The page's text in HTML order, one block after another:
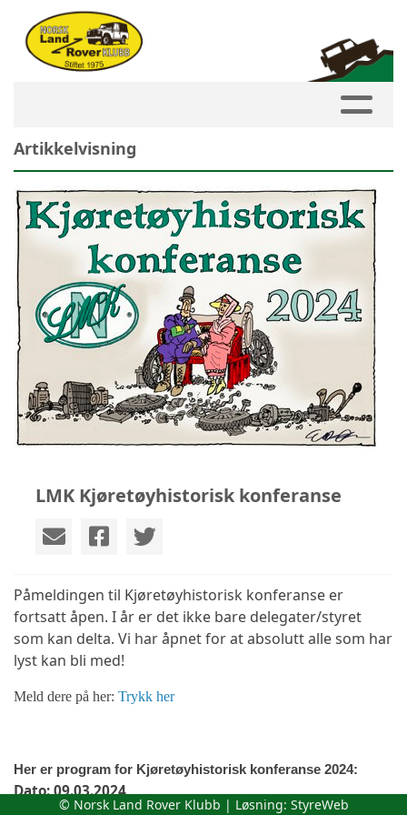
Artikkelvisning
LMK Kjøretøyhistorisk konferanse
Påmeldingen til Kjøretøyhistorisk konferanse er
fortsatt åpen. I år er det ikke bare delegater/styret
som kan delta. Vi har åpnet for at absolutt alle som har
lyst kan bli med!
Meld dere på her: Trykk her
Her er program for Kjøretøyhistorisk konferanse 2024:
Dato: 09.03.2024
© Norsk Land Rover Klubb | Løsning: StyreWeb